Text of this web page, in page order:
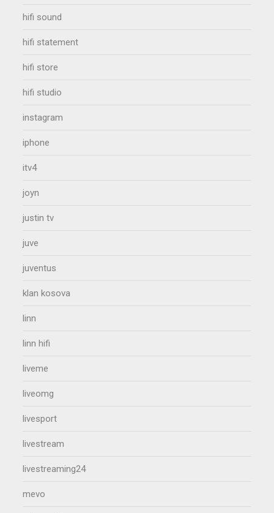
hifi sound
hifi statement
hifi store
hifi studio
instagram
iphone
itv4
joyn
justin tv
juve
juventus
klan kosova
linn
linn hifi
liveme
liveomg
livesport
livestream
livestreaming24
mevo